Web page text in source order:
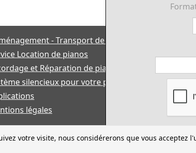
votre visite, nous considérerons que vous acceptez
- Transport de pianos
Location de pianos
et Réparation de piano
silencieux pour votre piano
légales
techniques sous toutes réserves et sauf erreur.